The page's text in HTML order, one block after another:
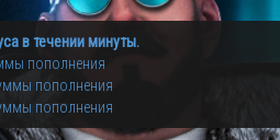
в течении минуты.
пополнения
пополнения
пополнения